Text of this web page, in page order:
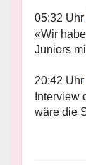
05:32 Uhr
«Wir
Juniors
20:42 Uhr
Interview
wäre die